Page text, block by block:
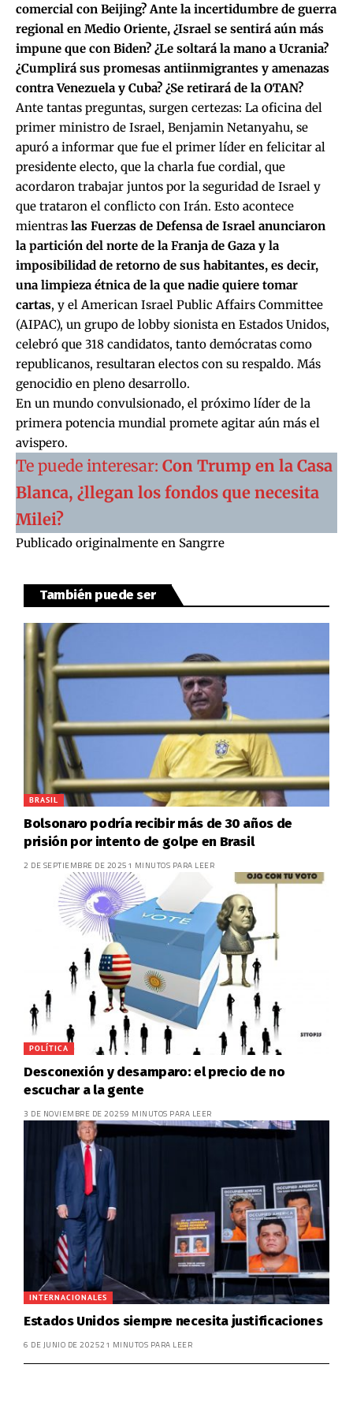
comercial con Beijing? Ante la incertidumbre de guerra
regional en Medio Oriente, ¿Israel se sentirá aún más
impune que con Biden? ¿Le soltará la mano a Ucrania?
¿Cumplirá sus promesas antiinmigrantes y amenazas
contra Venezuela y Cuba? ¿Se retirará de la OTAN?
Ante tantas preguntas, surgen certezas: La oficina del
primer ministro de Israel, Benjamin Netanyahu, se
apuró a informar que fue el primer líder en felicitar al
presidente electo, que la charla fue cordial, que
acordaron trabajar juntos por la seguridad de Israel y
que trataron el conflicto con Irán. Esto acontece
mientras las Fuerzas de Defensa de Israel anunciaron
la partición del norte de la Franja de Gaza y la
imposibilidad de retorno de sus habitantes, es decir,
una limpieza étnica de la que nadie quiere tomar
cartas, y el American Israel Public Affairs Committee
(AIPAC), un grupo de lobby sionista en Estados Unidos,
celebró que 318 candidatos, tanto demócratas como
republicanos, resultaran electos con su respaldo. Más
genocidio en pleno desarrollo.
En un mundo convulsionado, el próximo líder de la
primera potencia mundial promete agitar aún más el
avispero.
Te puede interesar: Con Trump en la Casa
Blanca, ¿llegan los fondos que necesita
Milei?
Publicado originalmente en Sangrre
También puede ser
BRASIL
Bolsonaro podría recibir más de 30 años de
prisión por intento de golpe en Brasil
2 DE SEPTIEMBRE DE 2025 1 MINUTOS PARA LEER
POLÍTICA
Desconexión y desamparo: el precio de no
escuchar a la gente
3 DE NOVIEMBRE DE 20259 MINUTOS PARA LEER
INTERNACIONALES
Estados Unidos siempre necesita justificaciones
6 DE JUNIO DE 202521 MINUTOS PARA LEER